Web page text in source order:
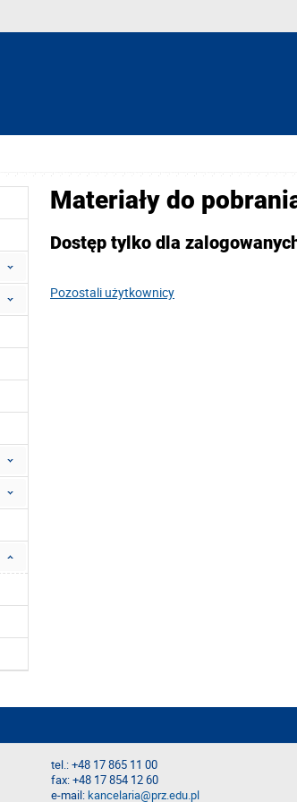
Materiały do
Dostęp tylko dla
Pozostali użytkownicy
tel.: +48 17 865 11 00
fax: +48 17 854 12 60
e-mail:kancelaria@prz.edu.pl